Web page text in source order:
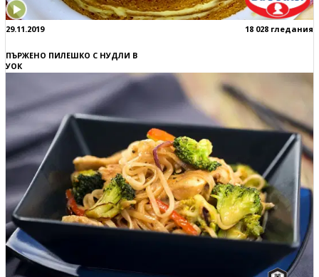
29.11.2019 18 028 гледания
ПЪРЖЕНО ПИЛЕШКО С НУДЛИ В
УОК